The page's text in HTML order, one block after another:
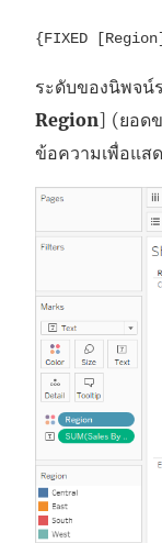
{FIXED
ระดับของนิพจน์
Region] (ยอด
ข้อความเพื่อแส